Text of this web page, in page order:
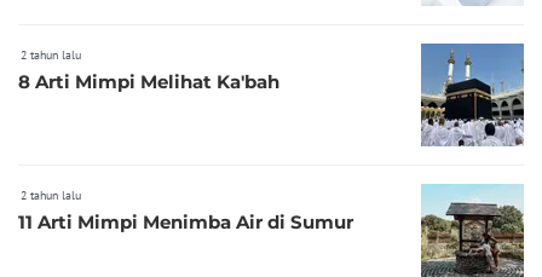
2 tahun lalu
8 Arti Mimpi Melihat Ka'bah
2 tahun lalu
11 Arti Mimpi Menimba Air di Sumur